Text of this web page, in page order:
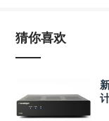
猜你喜欢